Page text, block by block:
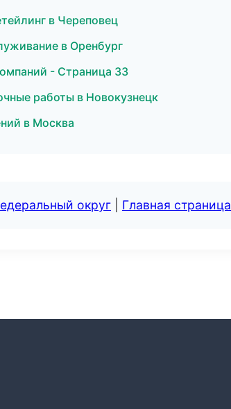
в Череповец
в Оренбург
- Страница 33
работы в Новокузнецк
в Москва
округ Главная страница